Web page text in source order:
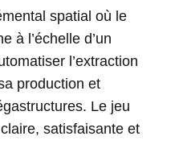
spatial où le
à l’échelle d’un
l’extraction
production et
Le jeu
satisfaisante et